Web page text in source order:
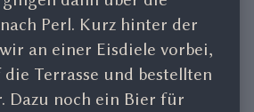
Perl. Kurz hinter der
an einer Eisdiele vorbei,
Terrasse und bestellten
Dazu noch ein Bier für